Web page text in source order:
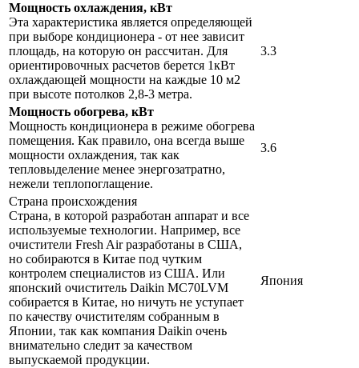
Мощность охлаждения, кВт
Эта характеристика является определяющей
при выборе кондиционера - от нее зависит
площадь, на которую он рассчитан. Для
ориентировочных расчетов берется 1кВт
охлаждающей мощности на каждые 10 м2
при высоте потолков 2,8-3 метра.
3.3
Мощность обогрева, кВт
Мощность кондиционера в режиме обогрева
помещения. Как правило, она всегда выше
мощности охлаждения, так как
тепловыделение менее энергозатратно,
нежели теплопоглащение.
3.6
Страна происхождения
Страна, в которой разработан аппарат и все
используемые технологии. Например, все
очистители Fresh Air разработаны в США,
но собираются в Китае под чутким
контролем специалистов из США. Или
японский очиститель Daikin MC70LVM
собирается в Китае, но ничуть не уступает
по качеству очистителям собранным в
Японии, так как компания Daikin очень
внимательно следит за качеством
выпускаемой продукции.
Япония